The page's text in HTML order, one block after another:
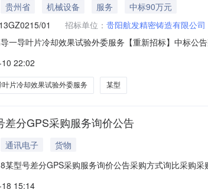
贵州省 机械设备 服务
中标90万元
01 招标单位： 贵阳航发精密铸造有限公司
一导叶片冷却效果试验外委服务【重新招标】中标公
招标投标公共服务平台（http://
22:02
叶片冷却效果试验外委服务 某型
差分GPS采购服务询价公告
通讯电子
货物
某型号差分GPS采购服务询价公告采购方式询比采购
15:14